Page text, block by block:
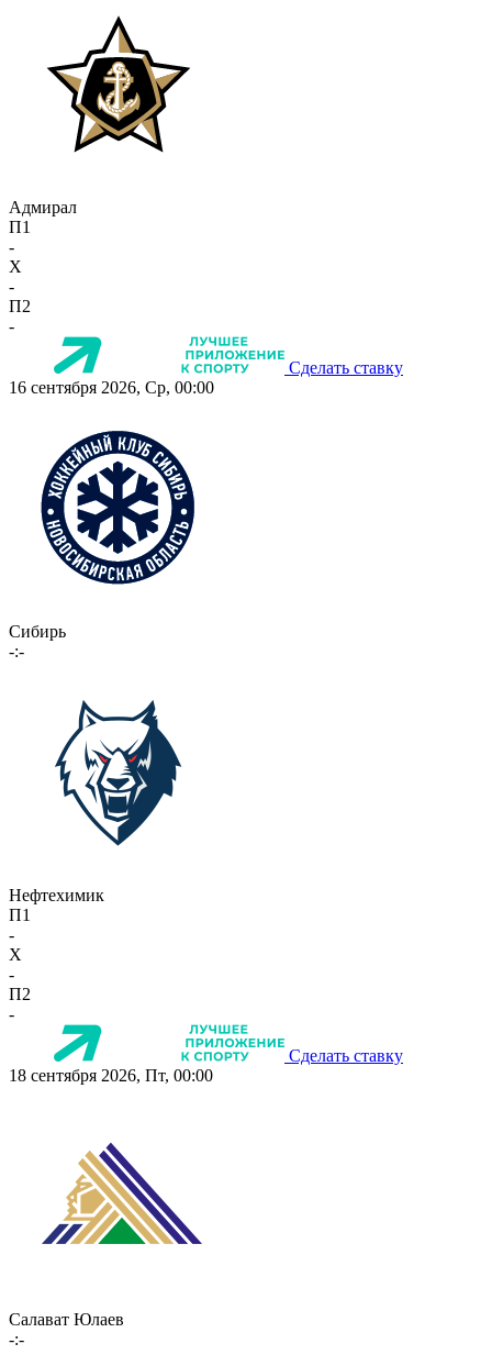
Адмирал
П1
-
X
-
П2
-
Сделать ставку
16 сентября 2026, Ср, 00:00
Сибирь
-:-
Нефтехимик
П1
-
X
-
П2
-
Сделать ставку
18 сентября 2026, Пт, 00:00
Салават Юлаев
-:-